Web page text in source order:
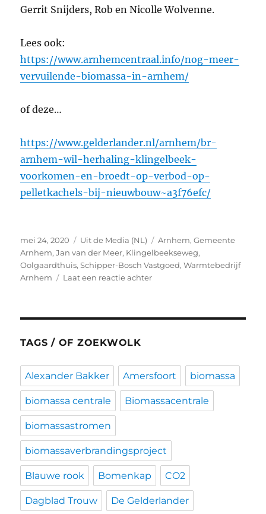
Gerrit Snijders, Rob en Nicolle Wolvenne.
Lees ook:
https://www.arnhemcentraal.info/nog-meer-
vervuilende-biomassa-in-arnhem/
of deze…
https://www.gelderlander.nl/arnhem/br-
arnhem-wil-herhaling-klingelbeek-
voorkomen-en-broedt-op-verbod-op-
pelletkachels-bij-nieuwbouw~a3f76efc/
Geplaatst
op
mei 24, 2020 Categorieën
Uit de Media (NL) Tags
Arnhem,Gemeente
Arnhem,Jan van der Meer, Klingelbeekseweg,
Oolgaardthuis,Schipper-Bosch Vastgoed,Warmtebedrijf
Arnhem
Laat een reactie achterop
TAGS / OF ZOEKWOLK
Alexander Bakker Amersfoort biomassa
biomassa centrale Biomassacentrale
biomassastromen
biomassaverbrandingsproject
Blauwe rook Bomenkap CO2
Dagblad Trouw De Gelderlander